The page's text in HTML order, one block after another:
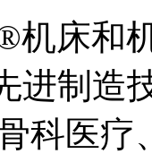
机床和
进制造
科医